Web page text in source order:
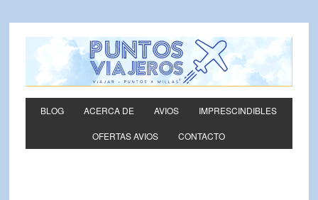
BLOG ACERCA DE AVIOS IMPRESCINDIBLES
OFERTAS AVIOS CONTACTO